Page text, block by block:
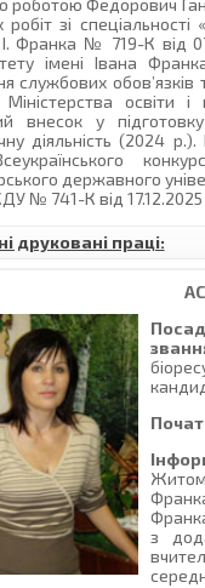
роботою Федорович
робіт зі спеціальності
Франка № 719-К від
імені Івана
службових
освіти
внесок у
діяльність (2024
державного
№ 741-К від 17.12.2025
друковані праці:
з